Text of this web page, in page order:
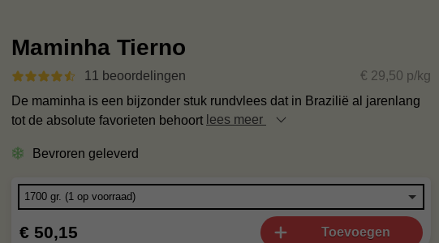
Maminha Tierno
11 beoordelingen
€ 29,50 p/kg
De maminha is een bijzonder stuk rundvlees dat in Brazilië al jarenlang
tot de absolute favorieten behoort lees meer
Bevroren geleverd
€ 50,15 Toevoegen